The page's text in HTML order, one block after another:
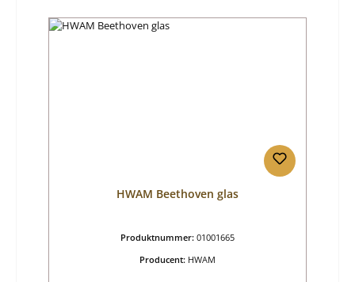
HWAM Beethoven glas
Produktnummer: 01001665
Producent: HWAM